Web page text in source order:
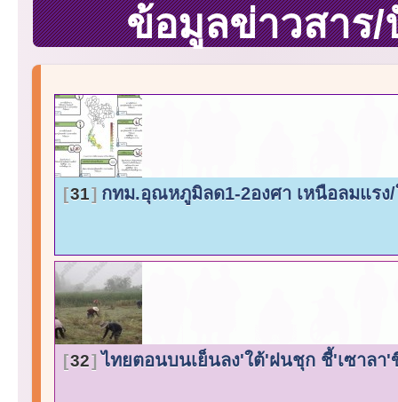
ข้อมูลข่าวสาร
31 กทม.อุณหภูมิลด1-2องศา เหนือลมแร
32 ไทยตอนบนเย็นลง'ใต้'ฝนชุก ชี้'เซาล